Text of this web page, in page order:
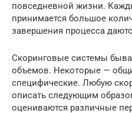
повседневной жизни.
принимается большое
завершения процесса
Скоринговые системы
объемов. Некоторые —
специфические. Любую
описать следующим
оцениваются различные